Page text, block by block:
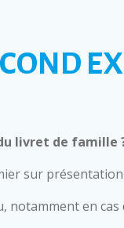
livret de famille
sur présentation
notamment en